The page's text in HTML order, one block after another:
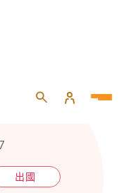
遊攻略
出國